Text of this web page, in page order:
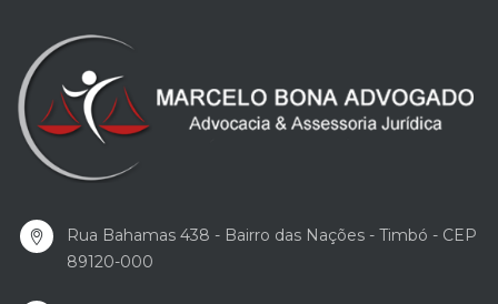
Rua Bahamas 438 - Bairro das Nações - Timbó - CEP
89120-000